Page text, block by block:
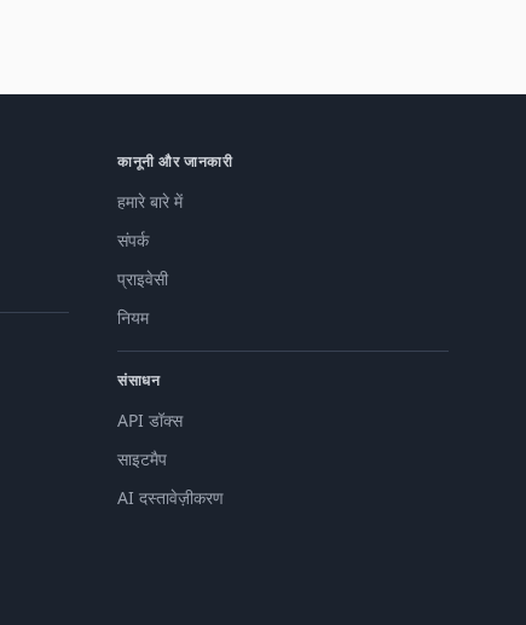
कानूनी और जानकारी
हमारे बारे में
संपर्क
प्राइवेसी
नियम
संसाधन
API डॉक्स
साइटमैप
AI दस्तावेज़ीकरण